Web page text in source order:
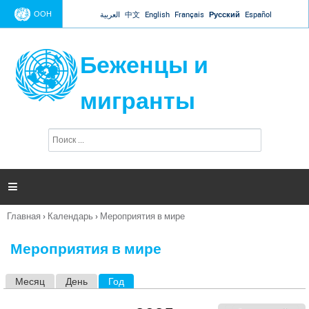
Jump to navigation
ООН العربية 中文 English Français Русский Español
Беженцы и
мигранты
п
и

Вы
Главная › Календарь › Мероприятия в мире
Мероприятия в мире
Месяц День Год